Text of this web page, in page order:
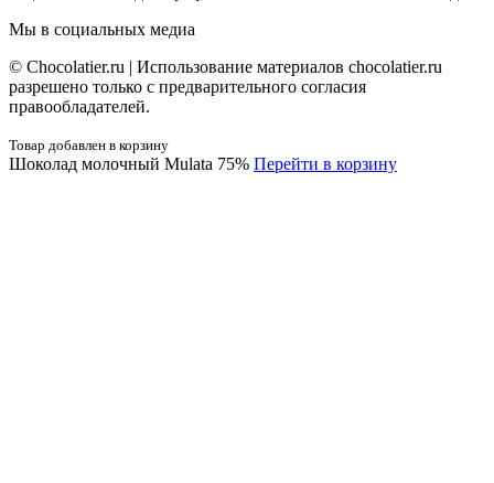
Мы в социальных медиа
© Сhocolatier.ru | Использование материалов chocolatier.ru
разрешено только с предварительного согласия
правообладателей.
Товар добавлен в корзину
Шоколад молочный Mulata 75% Перейти в корзину